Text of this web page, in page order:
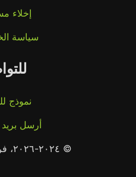
إخلاء
سياسة
نموذج
أرسل بريد
© ٢٠٢٤-٢٠٢٦، فريق كاست عربي